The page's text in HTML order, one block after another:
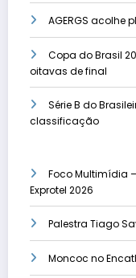
AGERGS acolhe
Copa do Brasil
oitavas de final
Série B do
classificação
Foco Multimídia
Exprotel 2026
Palestra Tiago
Moncoc no